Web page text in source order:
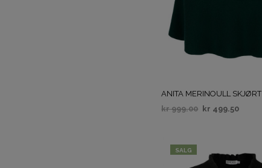
ANITA MERINOULL SKJØRT
kr999.00 kr 499.50
SALG